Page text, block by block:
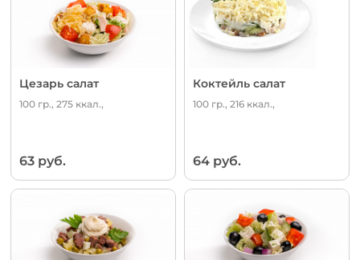
Цезарь салат
100 гр., 275 ккал.,
63 руб.
Коктейль салат
100 гр., 216 ккал.,
64 руб.